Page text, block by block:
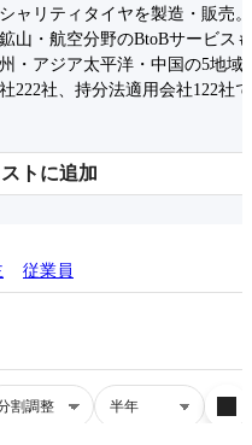
ャリティタイヤを製造・販売
山・航空分野のBtoBサービス
・アジア太平洋・中国の5地域
222社、持分法適用会社122社
トに追加
従業員